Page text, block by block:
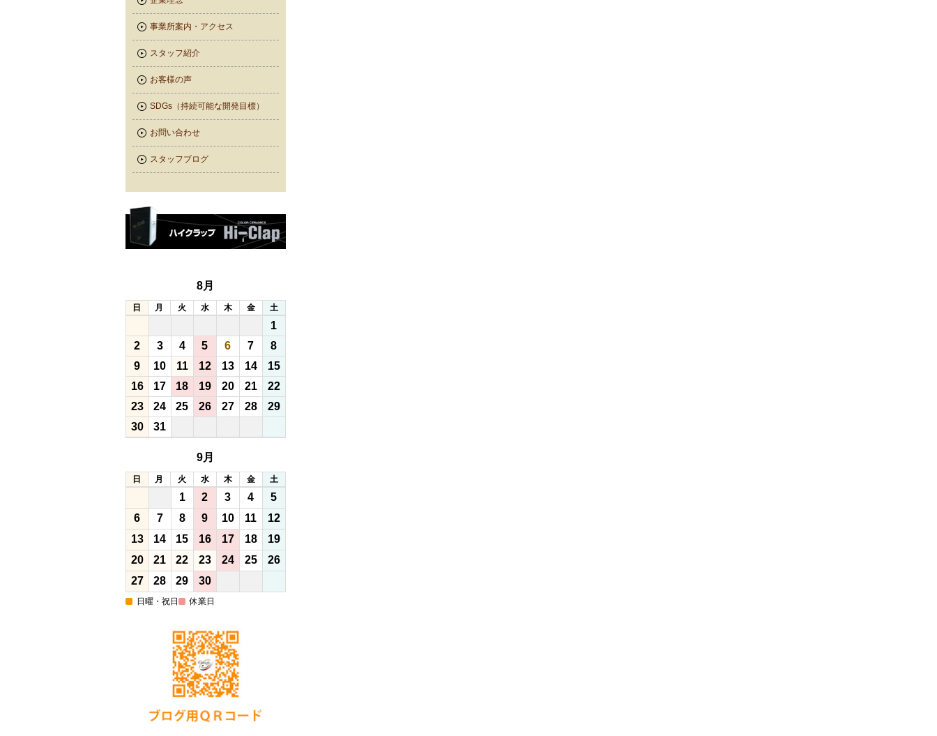
事業所案内・アクセス
スタッフ紹介
お客様の声
SDGs（持続可能な開発目標）
お問い合わせ
スタッフブログ
8月
日 月 火 水 木 金 土
1
2
3 4 5 6 7
8
9
10 11 12 13 14
15
16
17 18 19 20 21
22
23
24 25 26 27 28
29
30
31
9月
日 月 火 水 木 金 土
1 2 3 4
5
6
7 8 9 10 11
12
13
14 15 16 17 18
19
20
21 22 23 24 25
26
27
28 29 30
日曜・祝日 休業日